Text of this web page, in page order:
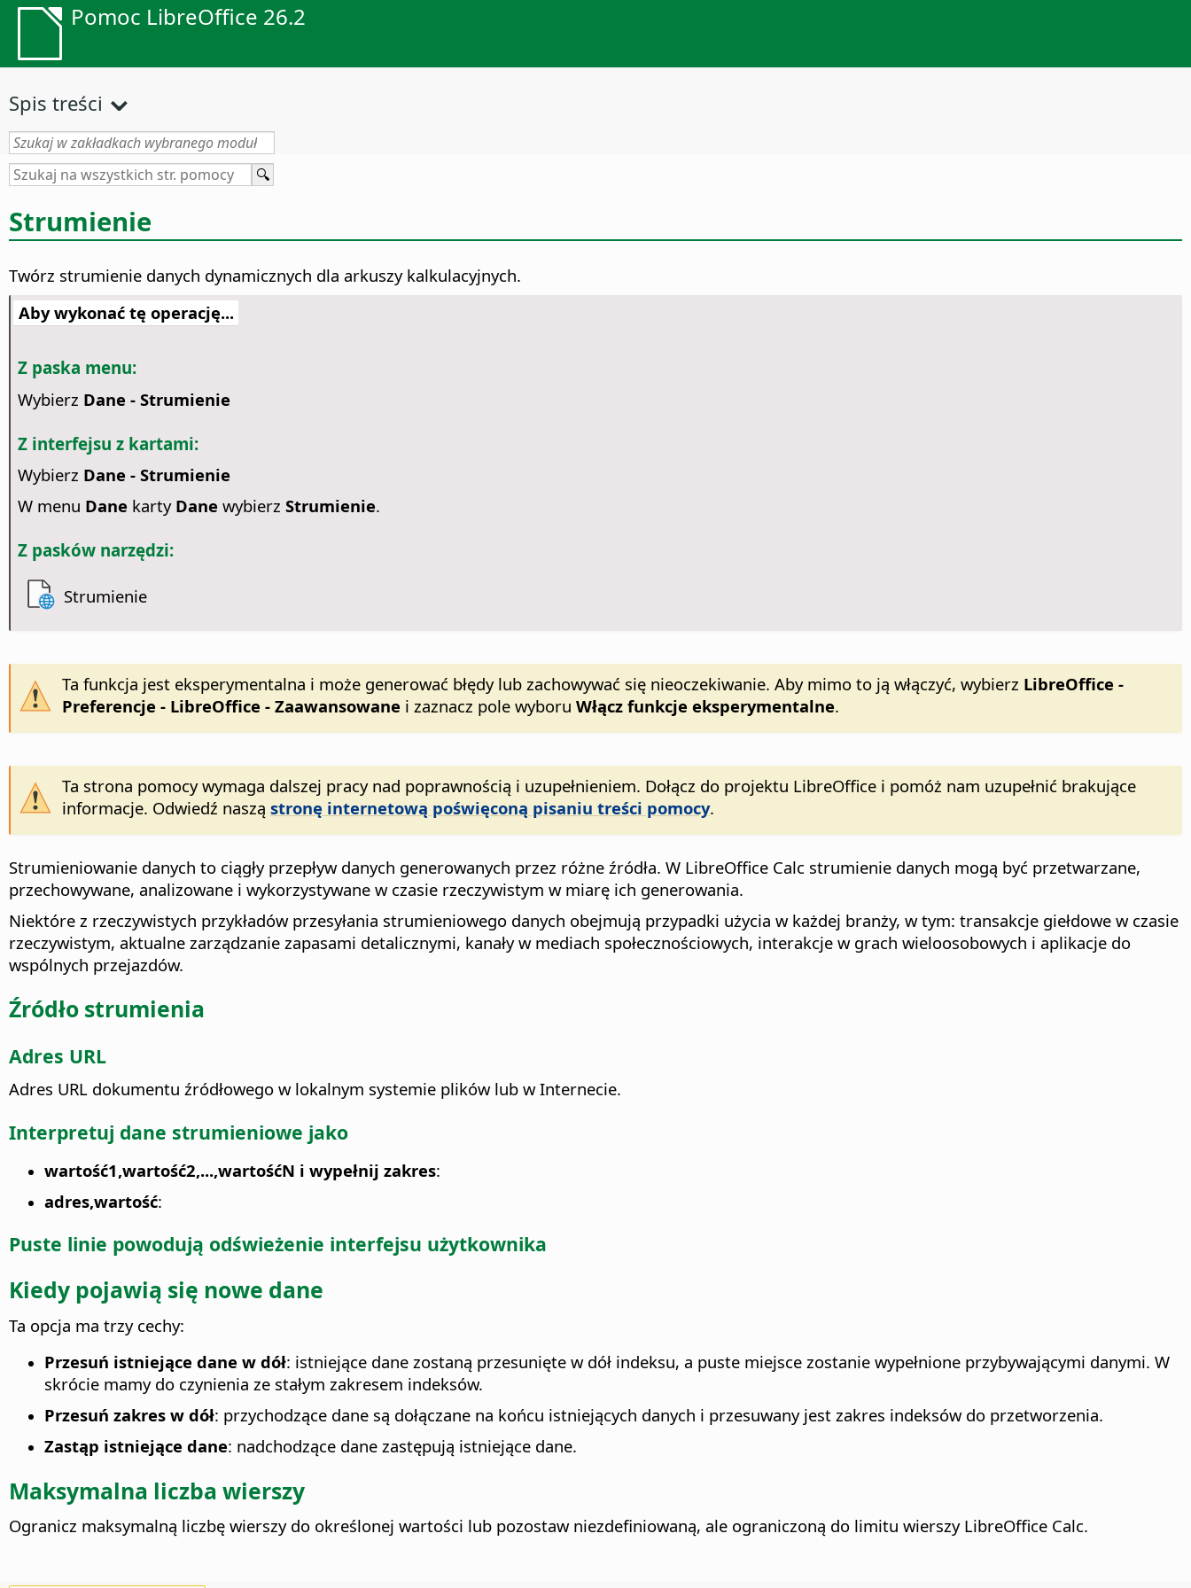
Pomoc LibreOffice 26.2
Spis treści
Strumienie
Twórz strumienie danych dynamicznych dla arkuszy kalkulacyjnych.
Aby wykonać tę operację...
Z paska menu:
Wybierz Dane - Strumienie
Z interfejsu z kartami:
Wybierz Dane - Strumienie
W menu Dane karty Dane wybierz Strumienie.
Z pasków narzędzi:
Strumienie
Ta funkcja jest eksperymentalna i może generować błędy lub zachowywać się nieoczekiwanie. Aby mimo to ją włączyć, wybierz LibreOffice -
Preferencje - LibreOffice - Zaawansowane i zaznacz pole wyboru Włącz funkcje eksperymentalne.
Ta strona pomocy wymaga dalszej pracy nad poprawnością i uzupełnieniem. Dołącz do projektu LibreOffice i pomóż nam uzupełnić brakujące
informacje. Odwiedź naszą stronę internetową poświęconą pisaniu treści pomocy.
Strumieniowanie danych to ciągły przepływ danych generowanych przez różne źródła. W LibreOffice Calc strumienie danych mogą być przetwarzane,
przechowywane, analizowane i wykorzystywane w czasie rzeczywistym w miarę ich generowania.
Niektóre z rzeczywistych przykładów przesyłania strumieniowego danych obejmują przypadki użycia w każdej branży, w tym: transakcje giełdowe w czasie
rzeczywistym, aktualne zarządzanie zapasami detalicznymi, kanały w mediach społecznościowych, interakcje w grach wieloosobowych i aplikacje do
wspólnych przejazdów.
Źródło strumienia
Adres URL
Adres URL dokumentu źródłowego w lokalnym systemie plików lub w Internecie.
Interpretuj dane strumieniowe jako
wartość1,wartość2,...,wartośćN i wypełnij zakres:
adres,wartość:
Puste linie powodują odświeżenie interfejsu użytkownika
Kiedy pojawią się nowe dane
Ta opcja ma trzy cechy:
Przesuń istniejące dane w dół: istniejące dane zostaną przesunięte w dół indeksu, a puste miejsce zostanie wypełnione przybywającymi danymi. W
skrócie mamy do czynienia ze stałym zakresem indeksów.
Przesuń zakres w dół: przychodzące dane są dołączane na końcu istniejących danych i przesuwany jest zakres indeksów do przetworzenia.
Zastąp istniejące dane: nadchodzące dane zastępują istniejące dane.
Maksymalna liczba wierszy
Ogranicz maksymalną liczbę wierszy do określonej wartości lub pozostaw niezdefiniowaną, ale ograniczoną do limitu wierszy LibreOffice Calc.